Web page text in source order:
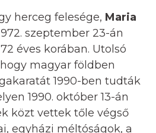
herceg felesége, Maria
szeptember 23-án
éves korában. Utolsó
magyar földben
1990-ben tudták
1990. október 13-án
közt vettek tőle végső
egyházi méltóságok, a